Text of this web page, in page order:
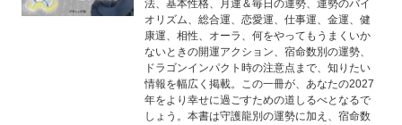
法、基本性格、月運＆毎日の運勢、運勢のバイ
オリズム、総合運、恋愛運、仕事運、金運、健
康運、相性、オーラ、何をやってもうまくいか
ないときの開運アクション、宿命数別の運勢、
ドラゴンインパクト時の注意点まで、知りたい
情報を幅広く掲載。この一冊が、あなたの2027
年をより幸せに過ごすための道しるべとなるで
しょう。本書は守護龍別の運勢に加え、宿命数